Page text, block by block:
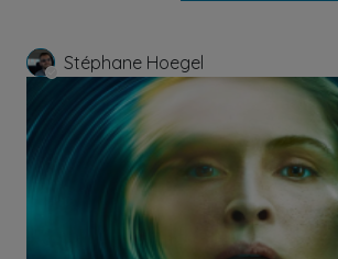
Stéphane Hoegel